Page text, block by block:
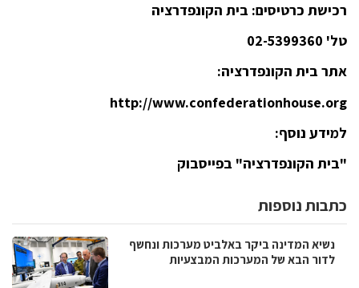
רכישת כרטיסים: בית הקונפדרציה
טל' 02-5399360
אתר בית הקונפדרציה:
http://www.confederationhouse.org
למידע נוסף:
"בית הקונפדרציה" בפייסבוק
כתבות נוספות
נשיא המדינה ביקר באלביט מערכות ונחשף
לדור הבא של המערכות המבצעיות